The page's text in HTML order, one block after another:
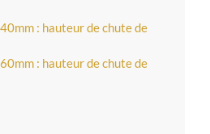
: hauteur de chute de
: hauteur de chute de